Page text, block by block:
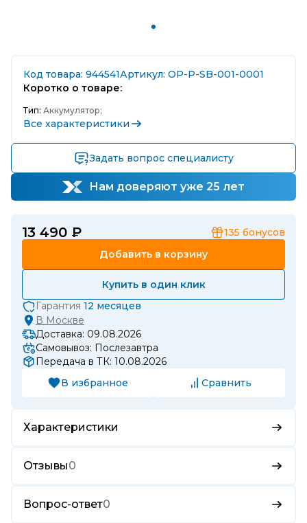
Код товара: 944541Артикул: OP-P-SB-001-0001
Коротко о товаре:
Тип: Аккумулятор;
Все характеристики
Задать вопрос специалисту
Нам доверяют уже 25 лет
13 490 ₽ 135 бонусов
Добавить в корзину
Купить в один клик
Гарантия 12 месяцев
В Москве
Доставка: 09.08.2026
Самовывоз: Послезавтра
Передача в ТК: 10.08.2026
В избранное
Сравнить
Характеристики
Отзывы0
Вопрос-ответ0